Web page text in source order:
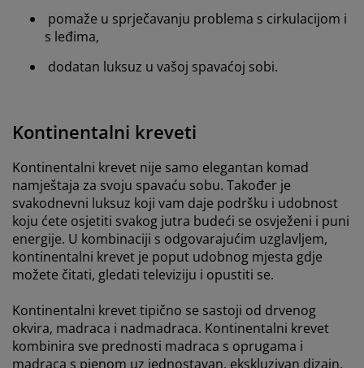
pomaže u sprječavanju problema s cirkulacijom i
s leđima,
dodatan luksuz u vašoj spavaćoj sobi.
Kontinentalni kreveti
Kontinentalni krevet nije samo elegantan komad
namještaja za svoju spavaću sobu. Također je
svakodnevni luksuz koji vam daje podršku i udobnost
koju ćete osjetiti svakog jutra budeći se osvježeni i puni
energije. U kombinaciji s odgovarajućim uzglavljem,
kontinentalni krevet je poput udobnog mjesta gdje
možete čitati, gledati televiziju i opustiti se.
Kontinentalni krevet tipično se sastoji od drvenog
okvira, madraca i nadmadraca. Kontinentalni krevet
kombinira sve prednosti madraca s oprugama i
madraca s pjenom uz jednostavan, ekskluzivan dizajn.